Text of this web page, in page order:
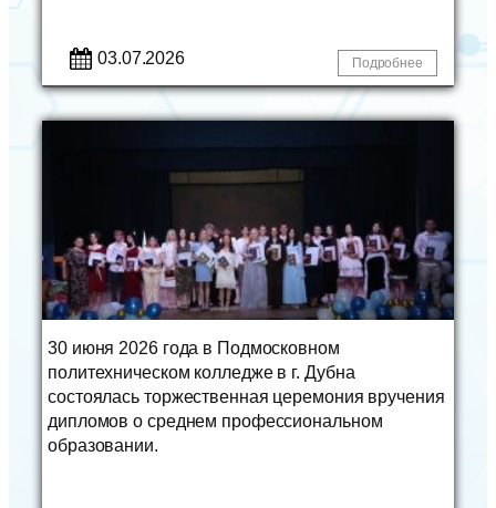
03.07.2026 Подробнее
30 июня 2026 года в Подмосковном
политехническом колледже в г. Дубна
состоялась торжественная церемония вручения
дипломов о среднем профессиональном
образовании.